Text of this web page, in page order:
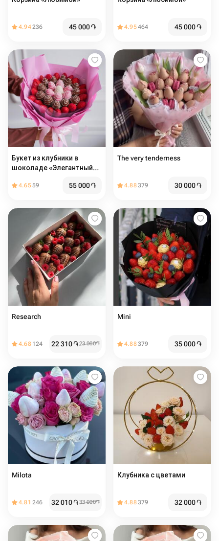
4.94236 45 000֏ 4.95464 45 000֏
Букет из клубники в
шоколаде «Элегантный» в
4.6559 55 000֏
The very tenderness
4.88379 30 000֏
Research
4.68 124 22 310֏23 000֏
Mini
4.88379 35 000֏
Milota
4.81 246 32 010֏33 000֏
Клубника с цветами
4.88379 32 000֏